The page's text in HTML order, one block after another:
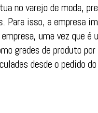
no varejo de moda,
isso, a empresa
uma vez que é
grades de produto por
desde o pedido